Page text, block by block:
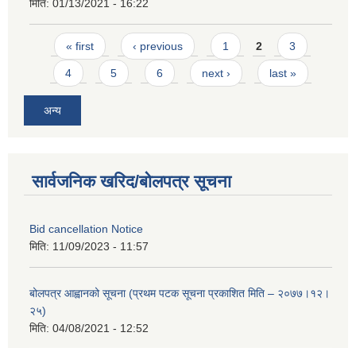
मिति: 01/13/2021 - 16:22
Pages
« first ‹ previous 1 2 3
4 5 6 next › last »
अन्य
सार्वजनिक खरिद/बोलपत्र सूचना
Bid cancellation Notice
मिति: 11/09/2023 - 11:57
बोलपत्र आह्वानको सूचना (प्रथम पटक सूचना प्रकाशित मिति – २०७७।१२।
२५)
मिति: 04/08/2021 - 12:52